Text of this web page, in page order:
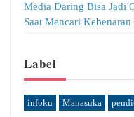
Media Daring Bisa Jadi
Saat Mencari Kebenaran
Label
infoku Manasuka